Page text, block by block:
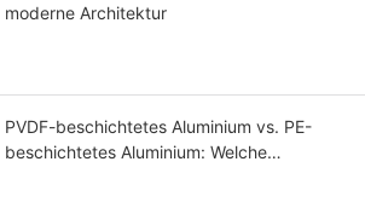
moderne Architektur
PVDF-beschichtetes Aluminium vs. PE-
beschichtetes Aluminium: Welche